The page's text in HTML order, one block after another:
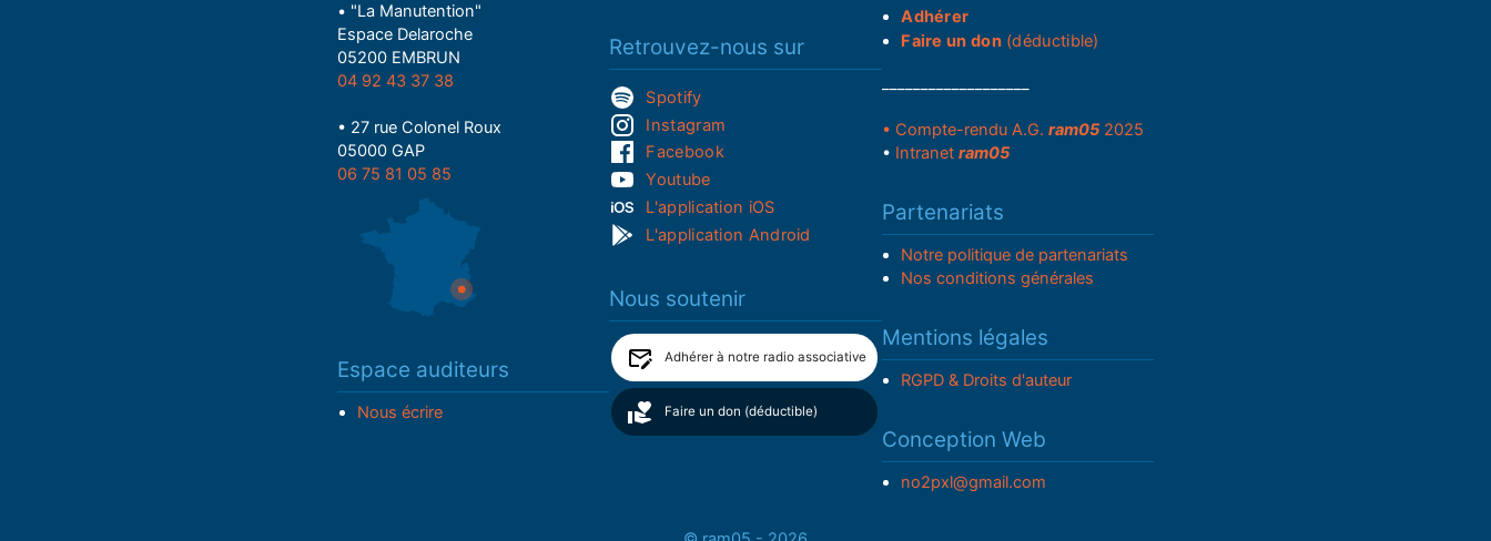
• "La Manutention"
Espace Delaroche
05200 EMBRUN
04 92 43 37 38
• 27 rue Colonel Roux
05000 GAP
06 75 81 05 85
Espace auditeurs
Nous écrire
Retrouvez-nous sur
Spotify
Instagram
Facebook
Youtube
L'application iOS
L'application Android
Nous soutenir
Adhérer à notre radio associative
Faire un don (déductible)
Adhérer
Faire un don(déductible)
• Compte-rendu A.G. ram052025
• Intranet ram05
Partenariats
Notre politique de partenariats
Nos conditions générales
Mentions légales
RGPD & Droits d'auteur
Conception Web
no2pxl@gmail.com